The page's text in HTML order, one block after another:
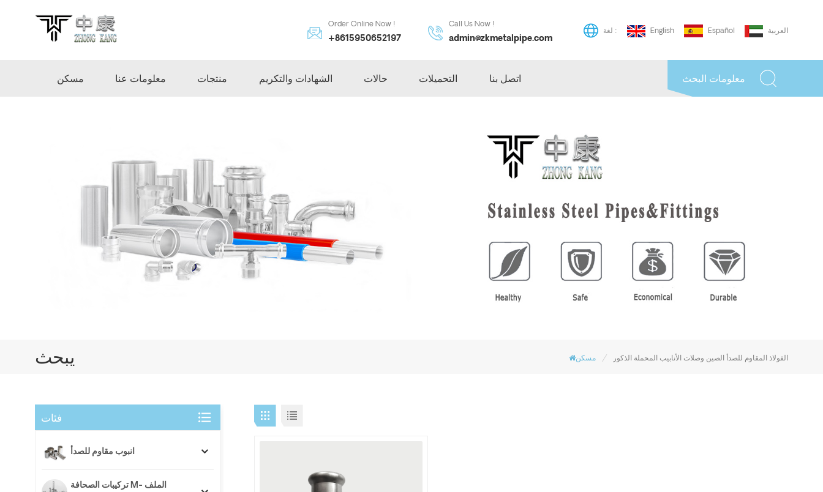
لغة : English Español العربية
Order Online Now !
+8615950652197
Call Us Now !
admin@zkmetalpipe.com
معلومات البحث مسكن معلومات عنا منتجات الشهادات والتكريم حالات التحميلات اتصل بنا
يبحث مسكن / الفولاذ المقاوم للصدأ الصين وصلات الأنابيب المحملة الذكور
فئات
انبوب مقاوم للصدأ
تركيبات الصحافة M- الملف